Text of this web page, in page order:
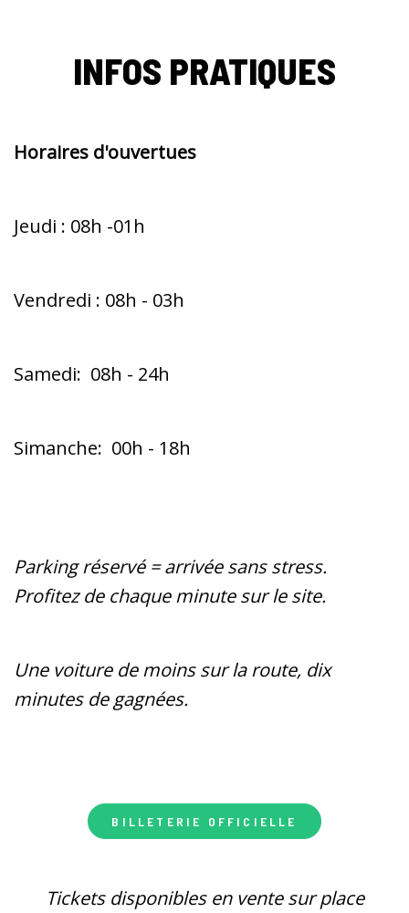
INFOS PRATIQUES
Horaires d'ouvertues
Jeudi : 08h -01h
Vendredi : 08h - 03h
Samedi: 08h - 24h
Simanche: 00h - 18h
Parking réservé = arrivée sans stress.
Profitez de chaque minute sur le site.
Une voiture de moins sur la route, dix
minutes de gagnées.
BILLETERIE OFFICIELLE
Tickets disponibles en vente sur place